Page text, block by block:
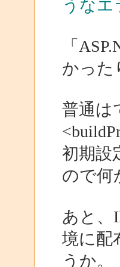
うな
「
かった
普通は
初期設
ので何
あと、
境に配
うか。